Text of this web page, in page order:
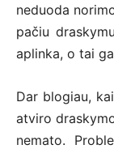
neduoda
pačiu
aplinka, o tai
Dar blogiau,
atviro
nemato.